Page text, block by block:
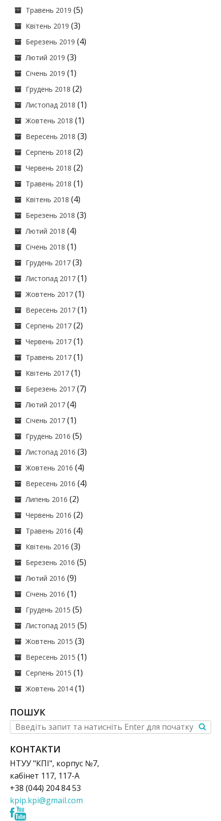
Травень 2019 (5)
Квітень 2019 (3)
Березень 2019 (4)
Лютий 2019 (3)
Січень 2019 (1)
Грудень 2018 (2)
Листопад 2018 (1)
Жовтень 2018 (1)
Вересень 2018 (3)
Серпень 2018 (2)
Червень 2018 (2)
Травень 2018 (1)
Квітень 2018 (4)
Березень 2018 (3)
Лютий 2018 (4)
Січень 2018 (1)
Грудень 2017 (3)
Листопад 2017 (1)
Жовтень 2017 (1)
Вересень 2017 (1)
Серпень 2017 (2)
Червень 2017 (1)
Травень 2017 (1)
Квітень 2017 (1)
Березень 2017 (7)
Лютий 2017 (4)
Січень 2017 (1)
Грудень 2016 (5)
Листопад 2016 (3)
Жовтень 2016 (4)
Вересень 2016 (4)
Липень 2016 (2)
Червень 2016 (2)
Травень 2016 (4)
Квітень 2016 (3)
Березень 2016 (5)
Лютий 2016 (9)
Січень 2016 (1)
Грудень 2015 (5)
Листопад 2015 (5)
Жовтень 2015 (3)
Вересень 2015 (1)
Серпень 2015 (1)
Жовтень 2014 (1)
ПОШУК
КОНТАКТИ
НТУУ "КПІ", корпус №7,
кабінет 117, 117-А
+38 (044) 204 84 53
kpip.kpi@gmail.com